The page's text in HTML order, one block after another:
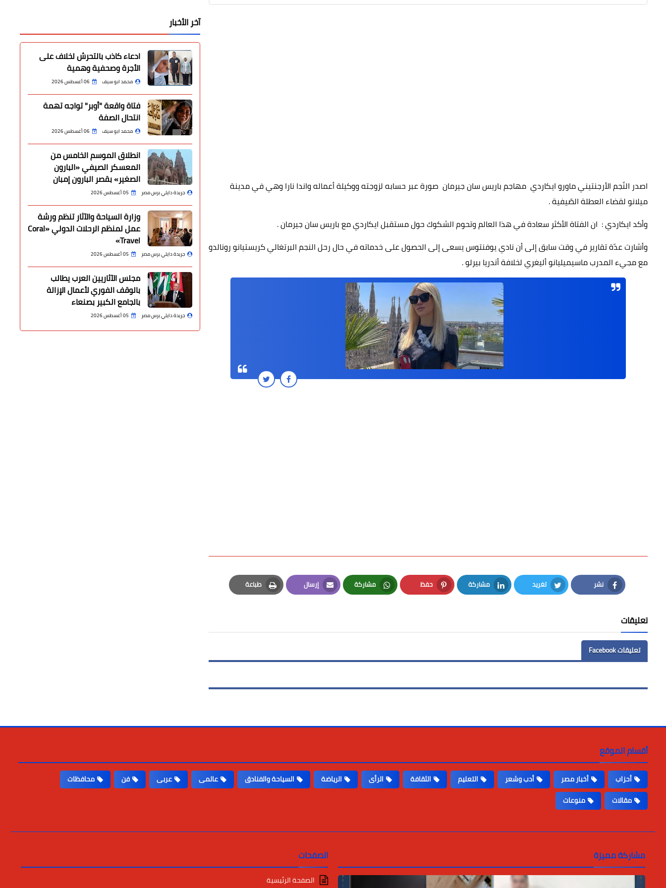
اصدر النّجم الأرجنتيني ​ماورو ايكاردي مهاجم ​باريس سانجيرمان صورة عبر حسابه لزوجته ووكيلة أعماله واندا نارا وهي في مدينة
ميلانو لقضاء العطلة الصّيفية .
وأكد ايكاردي : ان الفتاة الأكثر سعادة في هذا العالم وتحوم الشكوك حول مستقبل ايكاردي مع باريس سان جيرمان .
وأشارت عدّة تقارير في وقت سابق إلى أن نادي يوفنتوس يسعى إلى الحصول على خدماته في حال رحل النجم البرتغالي كريستيانو رونالدو
مع مجيء المدرب ماسيميليانو أليغري لخلافة أندريا بيرلو .
نشر
Facebook
تغريد
Twitter
مشاركة
LinkedIn
حفظ
Pinterest
مشاركة
Whatsapp
إرسال
Email
طباعة
Print
تعليقات
تعليقات Facebook
آخر الأخبار
ادعاء كاذب بالتحرش لخلاف على
الأجرة وصحفية وهمية
محمد ابو سيف 06 أغسطس 2026
فتاة واقعة "أوبر" تواجه تهمة
انتحال الصفة
محمد ابو سيف 06 أغسطس 2026
انطلاق الموسم الخامس من
المعسكر الصيفي «البارون
الصغير» بقصر البارون إمبان
جريدة دايلي برس مصر 05 أغسطس 2026
وزارة السياحة والآثار تنظم ورشة
عمل لمنظم الرحلات الدولي «Coral
Travel»
جريدة دايلي برس مصر 05 أغسطس 2026
مجلس الآثاريين العرب يطالب
بالوقف الفوري لأعمال الإزالة
بالجامع الكبير بصنعاء
جريدة دايلي برس مصر 05 أغسطس 2026
أقسام الموقع
أحزاب أخبار مصر أدب وشعر التعليم الثقافة الرأى الرياضة السياحة والفنادق عالمى عربى فن
محافظات
مقالات
منوعات
مشاركة مميزة الصفحات
الصفحة الرئيسية